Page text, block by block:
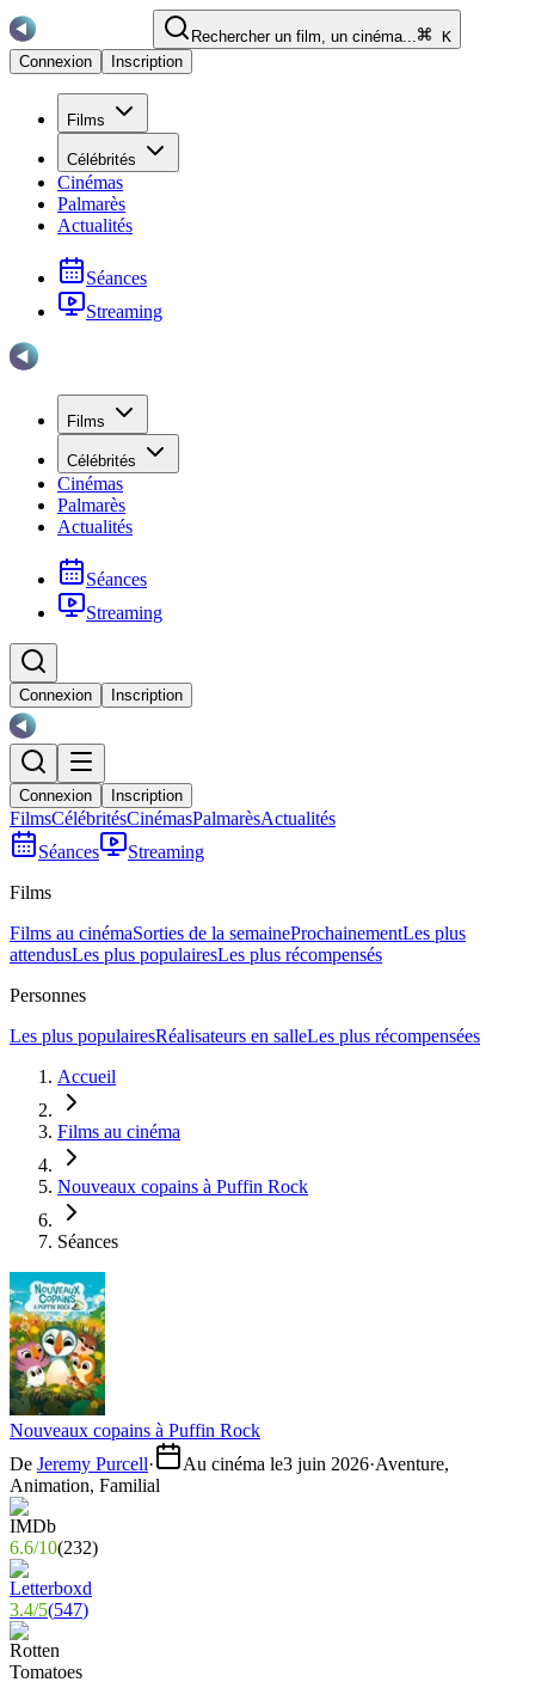
Rechercher un film, un cinéma...
K
Connexion
Inscription
Films
Célébrités
Cinémas
Palmarès
Actualités
Séances
Streaming
Films
Célébrités
Cinémas
Palmarès
Actualités
Séances
Streaming
Connexion Inscription
Connexion Inscription
FilmsCélébritésCinémasPalmarèsActualités
Séances
Streaming
Films
Films au cinémaSorties de la semaineProchainementLes plus
attendusLes plus populairesLes plus récompensés
Personnes
Les plus populairesRéalisateurs en salleLes plus récompensées
Accueil
Films au cinéma
Nouveaux copains à Puffin Rock
Séances
Nouveaux copains à Puffin Rock
De Jeremy Purcell· Au cinéma le3 juin 2026·Aventure,
Animation, Familial
6.6/10(232)
3.4/5(547)